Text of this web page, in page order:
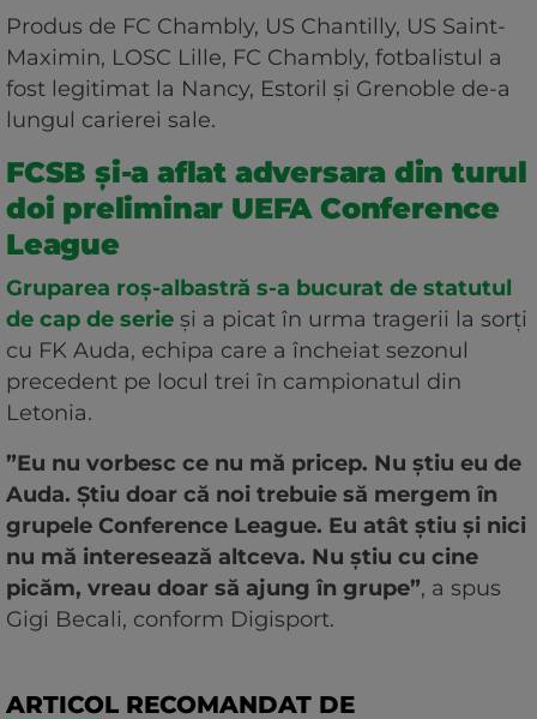
Produs de FC Chambly, US Chantilly, US Saint-
Maximin, LOSC Lille, FC Chambly, fotbalistul a
fost legitimat la Nancy, Estoril și Grenoble de-a
lungul carierei sale.
FCSB și-a aflat adversara din turul
doi preliminar UEFA Conference
League
Gruparea roș-albastră s-a bucurat de statutul
de cap de serie și a picat în urma tragerii la sorți
cu FK Auda, echipa care a încheiat sezonul
precedent pe locul trei în campionatul din
Letonia.
”Eu nu vorbesc ce nu mă pricep. Nu știu eu de
Auda. Știu doar că noi trebuie să mergem în
grupele Conference League. Eu atât știu și nici
nu mă interesează altceva. Nu știu cu cine
picăm, vreau doar să ajung în grupe”, a spus
Gigi Becali, conform Digisport.
ARTICOL RECOMANDAT DE